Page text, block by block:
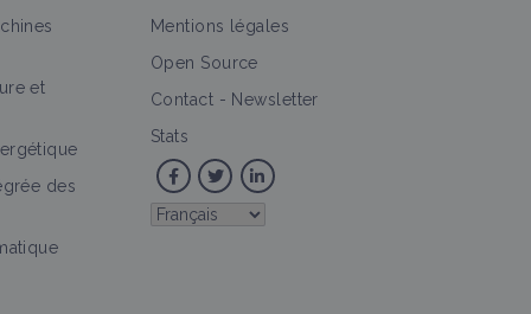
et
des
Mentions légales
Open Source
Contact - Newsletter
Stats